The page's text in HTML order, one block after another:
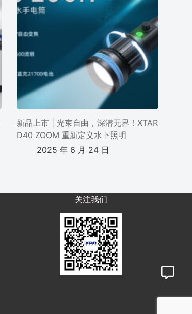
新品上市 | 光束自由，深潜无界！XTAR
D40 ZOOM 重新定义水下照明
2025 年 6 月 24 日
关注我们